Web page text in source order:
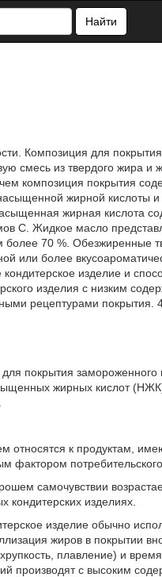
Найти
Композиция для
смесь из твердого жира и
композиция покрытия
жирной кислоты
жирная кислота
С. Жидкое масло
70 %. Обезжиренные
или более
изделие и
изделия с низким
рецептурами
покрытия замороженного
жирных кислот
относятся к продуктам,
фактором
самочувствии
кондитерских изделиях.
изделие обычно
жиров в покрытии
плавление) и
производят с высоким